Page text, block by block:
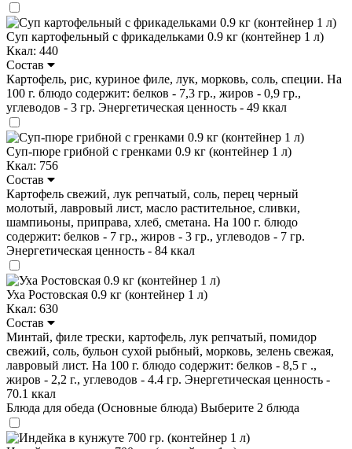
Суп картофельный с фрикадельками 0.9 кг (контейнер 1 л)
Ккал: 440
Состав
Картофель, рис, куриное филе, лук, морковь, соль, специи. На
100 г. блюдо содержит: белков - 7,3 гр., жиров - 0,9 гр.,
углеводов - 3 гр. Энергетическая ценность - 49 ккал
Суп-пюре грибной с гренками 0.9 кг (контейнер 1 л)
Ккал: 756
Состав
Картофель свежий, лук репчатый, соль, перец черный
молотый, лавровый лист, масло растительное, сливки,
шампиьоны, приправа, хлеб, сметана. На 100 г. блюдо
содержит: белков - 7 гр., жиров - 3 гр., углеводов - 7 гр.
Энергетическая ценность - 84 ккал
Уха Ростовская 0.9 кг (контейнер 1 л)
Ккал: 630
Состав
Минтай, филе трески, картофель, лук репчатый, помидор
свежий, соль, бульон сухой рыбный, морковь, зелень свежая,
лавровый лист. На 100 г. блюдо содержит: белков - 8,5 г .,
жиров - 2,2 г., углеводов - 4.4 гр. Энергетическая ценность -
70.1 ккал
Блюда для обеда (Основные блюда) Выберите 2 блюда